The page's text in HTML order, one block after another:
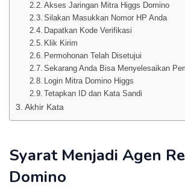
Akses Jaringan Mitra Higgs Domino
Silakan Masukkan Nomor HP Anda
Dapatkan Kode Verifikasi
Klik Kirim
Permohonan Telah Disetujui
Sekarang Anda Bisa Menyelesaikan
Login Mitra Domino Higgs
Tetapkan ID dan Kata Sandi
Akhir Kata
Syarat Menjadi Agen
Domino